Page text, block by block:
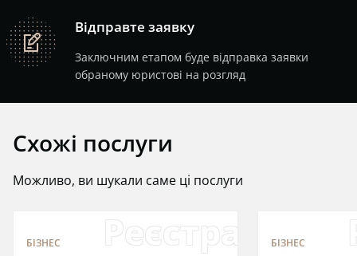
note
Відправте заявку
Заключним етапом буде відправка заявки
обраному юристові на розгляд
Схожі послуги
Можливо, ви шукали саме ці послуги
БІЗНЕС Реєстрація
БІЗНЕС